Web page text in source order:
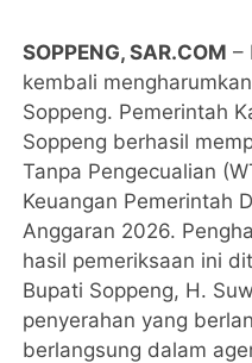
SOPPENG, SAR.COM –
kembali
Soppeng. Pemerintah
Soppeng berhasil
Tanpa Pengecualian
Keuangan Pemerintah
Anggaran 2026.
hasil pemeriksaan ini
Bupati Soppeng, H.
penyerahan yang
berlangsung dalam